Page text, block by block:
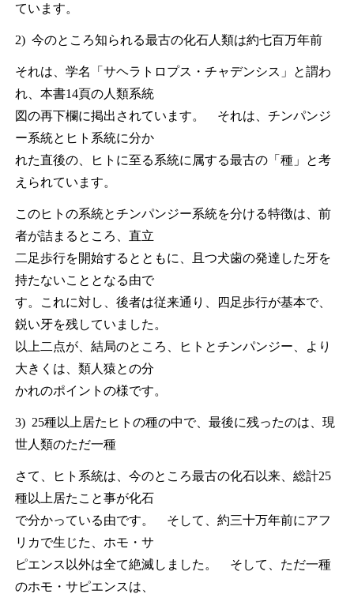
ています。
2) 今のところ知られる最古の化石人類は約七百万年前
それは、学名「サヘラトロプス・チャデンシス」と謂わ
れ、本書14頁の人類系統
図の再下欄に掲出されています。 それは、チンパンジ
ー系統とヒト系統に分か
れた直後の、ヒトに至る系統に属する最古の「種」と考
えられています。
このヒトの系統とチンパンジー系統を分ける特徴は、前
者が詰まるところ、直立
二足歩行を開始するとともに、且つ犬歯の発達した牙を
持たないこととなる由で
す。これに対し、後者は従来通り、四足歩行が基本で、
鋭い牙を残していました。
以上二点が、結局のところ、ヒトとチンパンジー、より
大きくは、類人猿との分
かれのポイントの様です。
3) 25種以上居たヒトの種の中で、最後に残ったのは、現
世人類のただ一種
さて、ヒト系統は、今のところ最古の化石以来、総計25
種以上居たこと事が化石
で分かっている由です。 そして、約三十万年前にアフ
リカで生じた、ホモ・サ
ピエンス以外は全て絶滅しました。 そして、ただ一種
のホモ・サピエンスは、